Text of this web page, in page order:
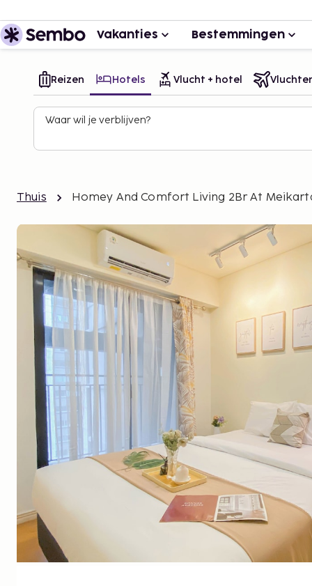
Vakanties Bestemmingen
Reizen Hotels Vlucht + hotel
Waar wil je verblijven?
Thuis Homey And Comfort Living 2Br At